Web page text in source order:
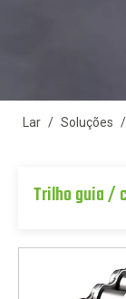
Lar / Soluções /
Trilho guia /